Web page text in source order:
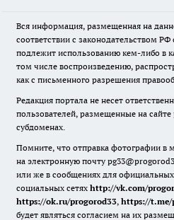
Вся информация, размещенная на
соответствии с законодательством
подлежит использованию кем-либо в
том числе воспроизведению,
как с письменного разрешения
Редакция портала не несет
пользователей, размещенные на сайте
субдоменах.
Помните, что отправка фотографии в
на электронную почту
или же в сообщениях для
социальных сетях http://vk.com/
https://ok.ru/progorod33, https://t.me/
будет являться согласием на их